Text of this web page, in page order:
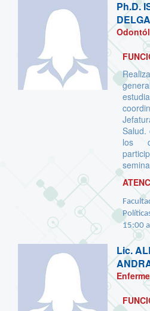
Ph.D.
Salud.
los
15:00
Lic.